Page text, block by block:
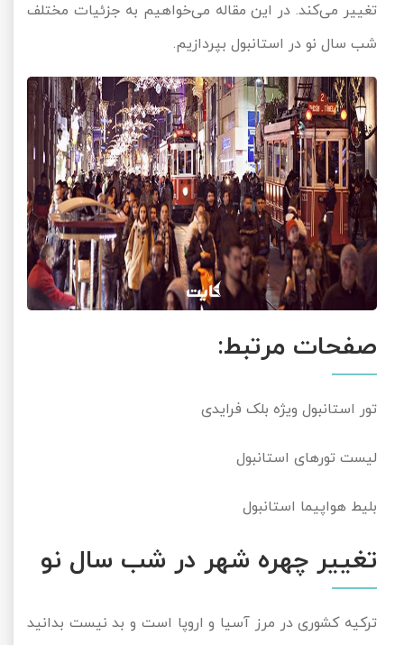
تغییر می‌کند. در این مقاله می‌خواهیم به جزئیات مختلف
شب سال نو در استانبول بپردازیم.
صفحات مرتبط:
تور استانبول ویژه بلک فرایدی
لیست تورهای استانبول
بلیط هواپیما استانبول
تغییر چهره شهر در شب سال نو
ترکیه کشوری در مرز آسیا و اروپا است و بد نیست بدانید